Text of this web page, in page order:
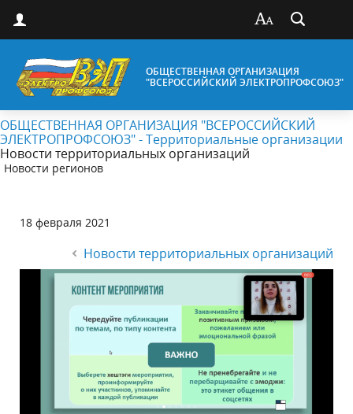
ОБЩЕСТВЕННАЯ ОРГАНИЗАЦИЯ
"ВСЕРОССИЙСКИЙ ЭЛЕКТРОПРОФСОЮЗ"
ОБЩЕСТВЕННАЯ ОРГАНИЗАЦИЯ "ВСЕРОССИЙСКИЙ
ЭЛЕКТРОПРОФСОЮЗ" - Территориальные организации
Новости территориальных организаций
Новости регионов
18 февраля 2021
Новости территориальных организаций